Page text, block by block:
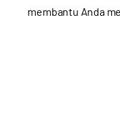
membantu Anda